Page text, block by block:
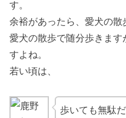
す。
余裕があったら、愛犬の散
愛犬の散歩で随分歩きま
すよね。
若い頃は、
歩いても無駄